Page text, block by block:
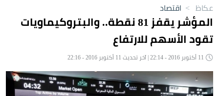
عكاظ > اقتصاد
المؤشر يقفز 81 نقطة.. والبتروكيماويات
تقود الأسهم للارتفاع